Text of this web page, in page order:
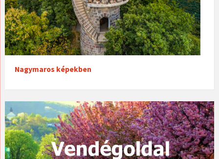
Nagymaros képekben